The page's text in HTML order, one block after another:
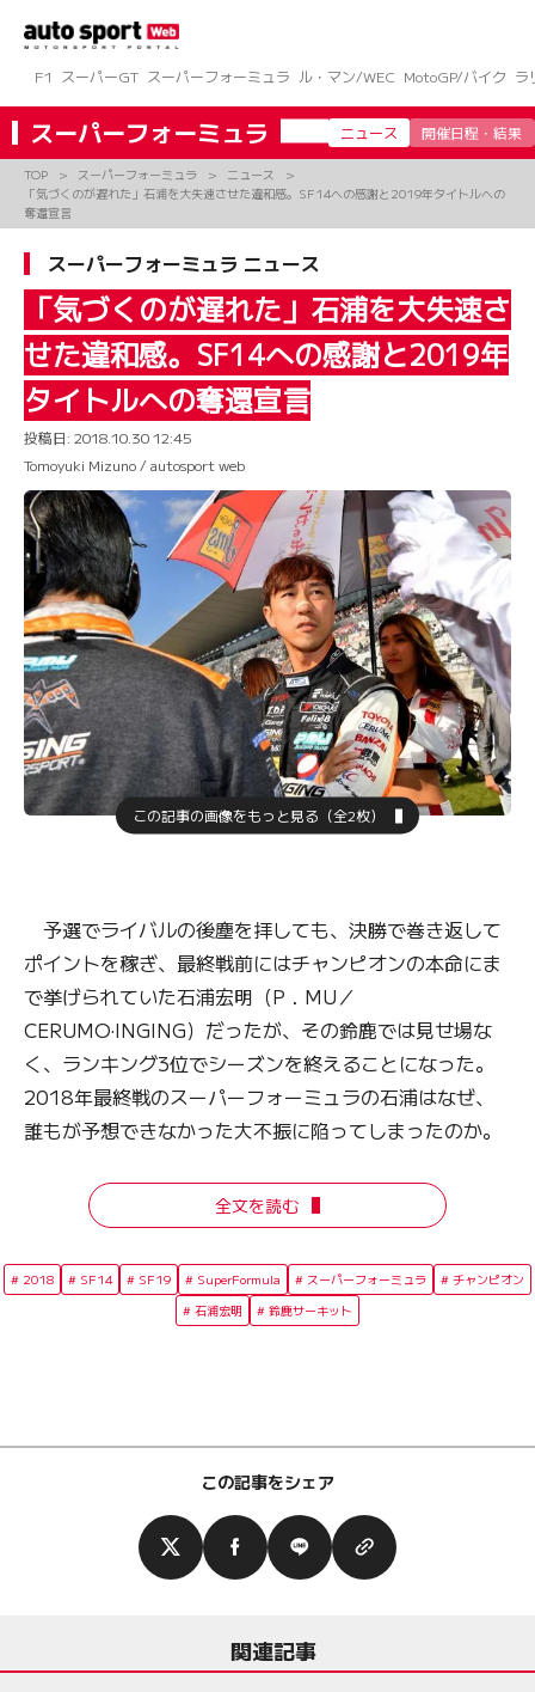
ツ
へ
ス
キ
F1 スーパーGT スーパーフォーミュラ ル・マン/WEC MotoGP/バイク ラ
スーパーフォーミュラ ニュース 開催日程・結果
TOP スーパーフォーミュラ
ニュース
「気づくのが遅れた」石浦を大失速させた違和感。SF14への感謝と2019年タイトルへの
奪還宣言
スーパーフォーミュラ ニュース
「気づくのが遅れた」石浦を大失速さ
せた違和感。SF14への感謝と2019年
タイトルへの奪還宣言
投稿日: 2018.10.30 12:45
Tomoyuki Mizuno / autosport web
この記事の画像をもっと見る（全2枚）
予選でライバルの後塵を拝しても、決勝で巻き返して
ポイントを稼ぎ、最終戦前にはチャンピオンの本命にま
で挙げられていた石浦宏明（P．MU／
CERUMO·INGING）だったが、その鈴鹿では見せ場な
く、ランキング3位でシーズンを終えることになった。
2018年最終戦のスーパーフォーミュラの石浦はなぜ、
誰もが予想できなかった大不振に陥ってしまったのか。
全文を読む
2018 SF14 SF19 SuperFormula スーパーフォーミュラ
チャンピオン
石浦宏明
鈴鹿サーキット
この記事をシェア
関連記事